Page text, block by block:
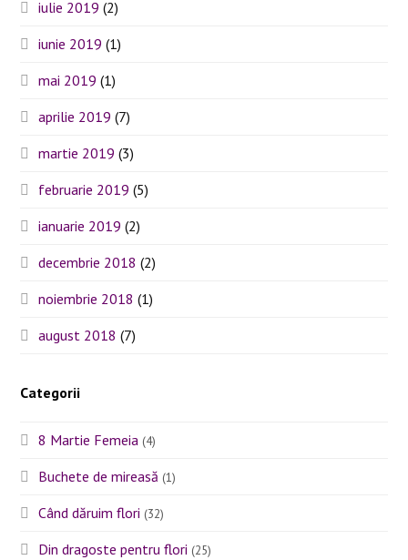
iulie 2019 (2)
iunie 2019 (1)
mai 2019 (1)
aprilie 2019 (7)
martie 2019 (3)
februarie 2019 (5)
ianuarie 2019 (2)
decembrie 2018 (2)
noiembrie 2018 (1)
august 2018 (7)
Categorii
8 Martie Femeia (4)
Buchete de mireasă (1)
Când dăruim flori (32)
Din dragoste pentru flori (25)